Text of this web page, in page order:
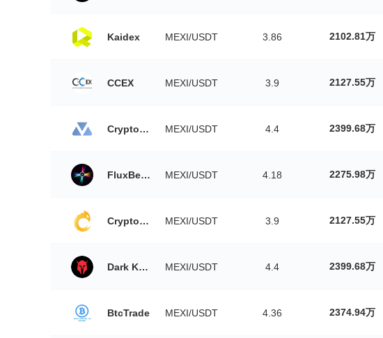
Kaidex MEXI/USDT 3.86 2102.81万
CCEX MEXI/USDT 3.9 2127.55万
Crypton Exchange MEXI/USDT 4.4 2399.68万
FluxBeam MEXI/USDT 4.18 2275.98万
Cryptology MEXI/USDT 3.9 2127.55万
Dark KnightSwap MEXI/USDT 4.4 2399.68万
BtcTrade MEXI/USDT 4.36 2374.94万